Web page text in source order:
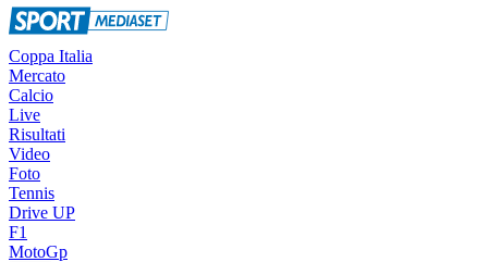
Coppa Italia
Mercato
Calcio
Live
Risultati
Video
Foto
Tennis
Drive UP
F1
MotoGp